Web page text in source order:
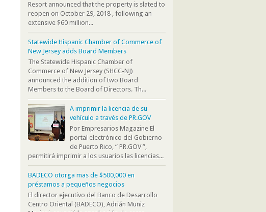
Resort announced that the property is slated to
reopen on October 29, 2018 , following an
extensive $60 million...
Statewide Hispanic Chamber of Commerce of
New Jersey adds Board Members
The Statewide Hispanic Chamber of
Commerce of New Jersey (SHCC-NJ)
announced the addition of two Board
Members to the Board of Directors. Th...
A imprimir la licencia de su
vehículo a través de PR.GOV
Por Empresarios Magazine El
portal electrónico del Gobierno
de Puerto Rico, “ PR.GOV ”,
permitirá imprimir a los usuarios las licencias...
BADECO otorga mas de $500,000 en
préstamos a pequeños negocios
El director ejecutivo del Banco de Desarrollo
Centro Oriental (BADECO), Adrián Muñiz